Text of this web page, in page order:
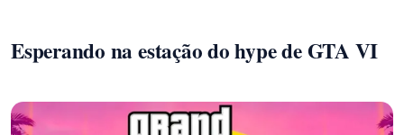
Esperando na estação do hype de GTA VI